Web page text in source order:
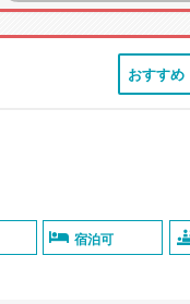
おすすめ
宿泊可